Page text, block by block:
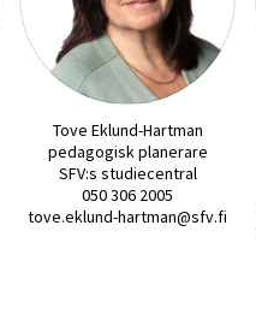
Tove Eklund-Hartman
pedagogisk planerare
SFV:s studiecentral
050 306 2005
tove.eklund-hartman@sfv.fi